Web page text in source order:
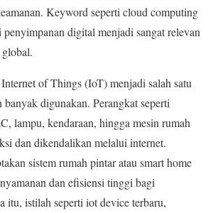
Keyword seperti cloud computing
digital menjadi sangat relevan
of Things (IoT) menjadi salah satu
digunakan. Perangkat seperti
lampu, kendaraan, hingga mesin rumah
dan dikendalikan melalui internet.
sistem rumah pintar atau smart home
dan efisiensi tinggi bagi
itu, istilah seperti iot device terbaru,